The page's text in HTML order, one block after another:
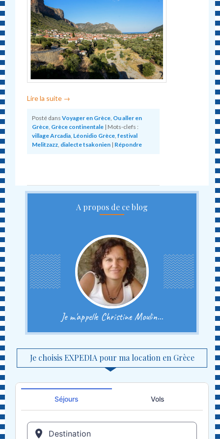
Lire la suite →
Posté dans Voyager en Grèce Ou aller en
Grèce Grèce continentale | Mots-clefs :
village Arcadia Léonidio Grèce ,festival
Melitzazz dialecte tsakonien | Répondre
A propos de ce blog
Je m'appelle Christine Moulin...
Je choisis EXPEDIA pour ma location en Grèce